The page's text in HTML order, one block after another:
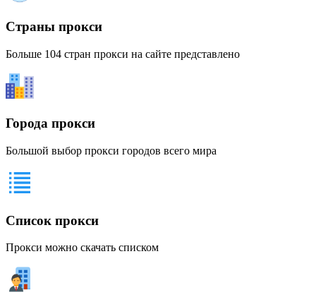
Страны прокси
Больше 104 стран прокси на сайте представлено
Города прокси
Большой выбор прокси городов всего мира
Список прокси
Прокси можно скачать списком